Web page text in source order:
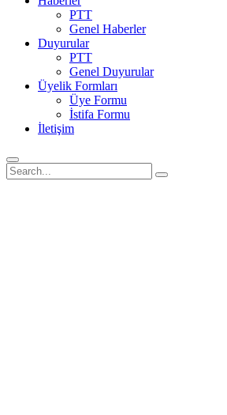
PTT
Genel Haberler
Duyurular
PTT
Genel Duyurular
Üyelik Formları
Üye Formu
İstifa Formu
İletişim